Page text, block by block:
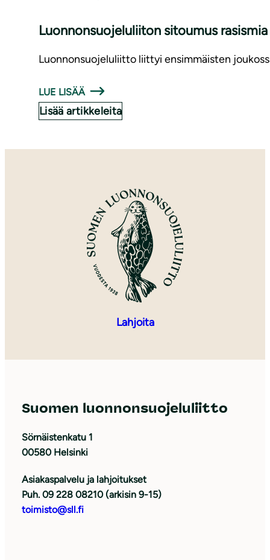
Luon­non­suo­je­lu­lii­ton sitoumus rasismia
Luonnonsuojeluliitto liittyi ensimmäisten
LUE LISÄÄ
Lisää artikkeleita
Lahjoita
Suomen luonnonsuojeluliitto
Sörnäistenkatu 1
00580 Helsinki
Asiakaspalvelu ja lahjoitukset
Puh. 09 228 08210 (arkisin 9-15)
toimisto@sll.fi